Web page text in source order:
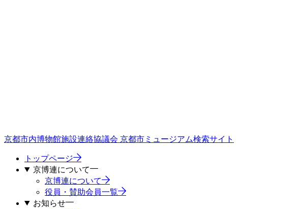
京都市内博物館施設連絡協議会 京都市ミュージアム検索サイト
トップページ
京博連について
京博連について
役員・賛助会員一覧
お知らせ